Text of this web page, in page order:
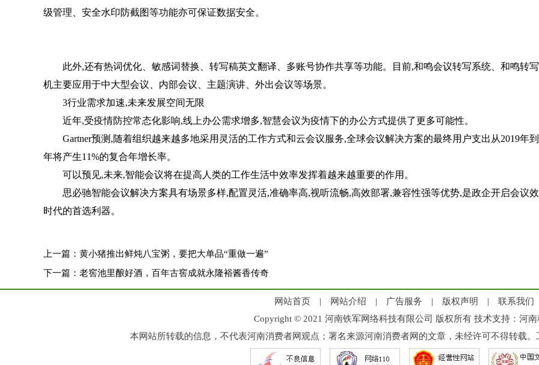
级管理、安全水印防截图等功能亦可保证数据安全。
此外,还有热词优化、敏感词替换、转写稿英文翻译、多账号协作共享等功能。目前,和鸣会议转写系统、和鸣转
机主要应用于中大型会议、内部会议、主题演讲、外出会议等场景。
3行业需求加速,未来发展空间无限
近年,受疫情防控常态化影响,线上办公需求增多,智慧会议为疫情下的办公方式提供了更多可能性。
Gartner预测,随着组织越来越多地采用灵活的工作方式和云会议服务,全球会议解决方案的最终用户支出从2019年到
年将产生11%的复合年增长率。
可以预见,未来,智能会议将在提高人类的工作生活中效率发挥着越来越重要的作用。
思必驰智能会议解决方案具有场景多样,配置灵活,准确率高,视听流畅,高效部署,兼容性强等优势,是政企开启会议
时代的首选利器。
上一篇： 黄小猪推出鲜炖八宝粥，要把大单品“重做一遍”
下一篇： 老窖池里酿好酒，百年古窖成就永隆裕酱香传奇
网站首页 | 网站介绍 | 广告服务 | 版权声明 | 联系我们
Copyright © 2021 河南铁军网络科技有限公司 版权所有 技术支持： 河南
本网站所转载的信息，不代表河南消费者网观点；署名来源河南消费者网的文章，未经许可不得转载。